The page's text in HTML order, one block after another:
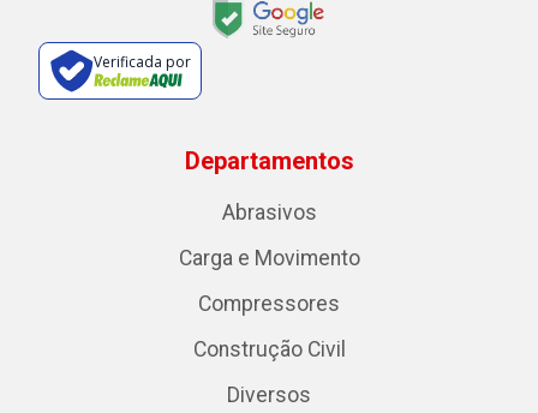
Verificada por
Departamentos
Abrasivos
Carga e Movimento
Compressores
Construção Civil
Diversos